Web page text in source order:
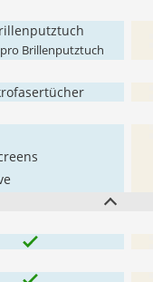
pro Brillenputztuch